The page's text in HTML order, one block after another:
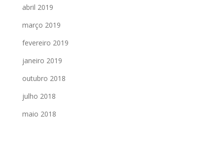
abril 2019
março 2019
fevereiro 2019
janeiro 2019
outubro 2018
julho 2018
maio 2018